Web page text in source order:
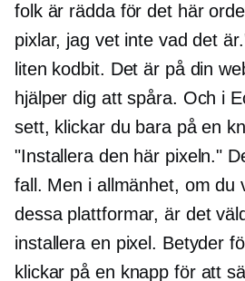
folk är rädda för det här
pixlar, jag vet inte vad det
liten kodbit. Det är på din
hjälper dig att spåra. Och i
sett, klickar du bara på en
"Installera den här pixeln."
fall. Men i allmänhet, om du
dessa plattformar, är det
installera en pixel. Betyder
klickar på en knapp för att